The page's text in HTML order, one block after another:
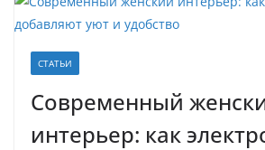
СТАТЬИ
Современный
интерьер: как